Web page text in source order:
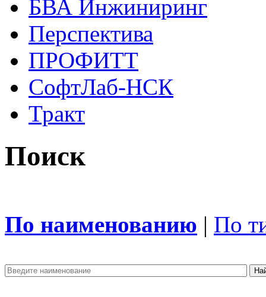
БВА Инжиниринг
Перспектива
ПРОФИТТ
СофтЛаб-НСК
Тракт
Поиск
По наименованию | По